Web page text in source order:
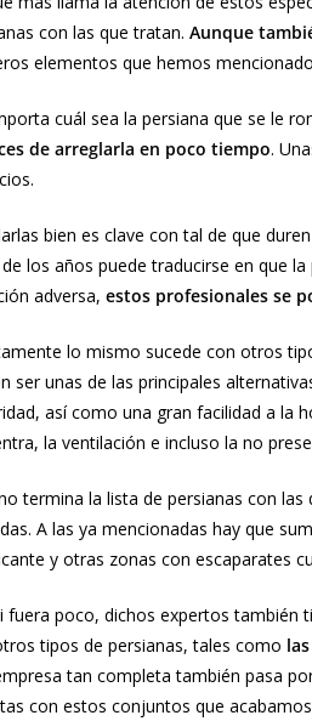
con las que tratan. Aunque
elementos que hemos
cuál sea la persiana que se le
de arreglarla en poco tiempo.
bien es clave con tal de que
los años puede traducirse en que
adversa, estos profesionales se
lo mismo sucede con otros
ser unas de las principales
así como una gran facilidad a la
la ventilación e incluso la no
termina la lista de persianas con
A las ya mencionadas hay que
y otras zonas con escaparates
fuera poco, dichos expertos también
tipos de persianas, tales como
tan completa también pasa
con estos conjuntos que